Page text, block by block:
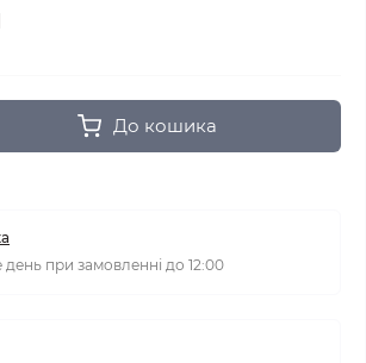
До кошика
при замовленні до 12:00